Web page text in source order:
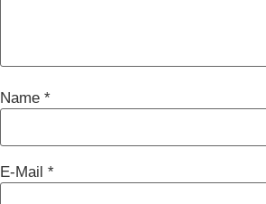
Name *
E-Mail *